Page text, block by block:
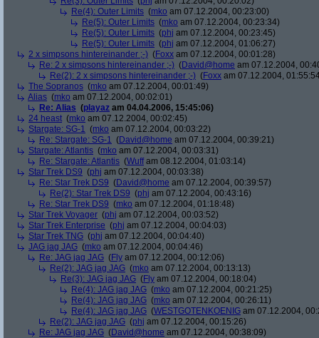
Re(4): Outer Limits (mko am 07.12.2004, 00:23:00)
Re(5): Outer Limits (mko am 07.12.2004, 00:23:34)
Re(5): Outer Limits (phj am 07.12.2004, 00:23:45)
Re(5): Outer Limits (phj am 07.12.2004, 01:06:27)
2 x simpsons hintereinander ;-) (Foxx am 07.12.2004, 00:01:28)
Re: 2 x simpsons hintereinander ;-) (David@home am 07.12.2004,
Re(2): 2 x simpsons hintereinander ;-) (Foxx am 07.12.2004,
The Sopranos (mko am 07.12.2004, 00:01:49)
Alias (mko am 07.12.2004, 00:02:01)
Re: Alias (playaz am 04.04.2006, 15:45:06)
24 heast (mko am 07.12.2004, 00:02:45)
Stargate: SG-1 (mko am 07.12.2004, 00:03:22)
Re: Stargate: SG-1 (David@home am 07.12.2004, 00:39:21)
Stargate: Atlantis (mko am 07.12.2004, 00:03:31)
Re: Stargate: Atlantis (Wuffam 08.12.2004, 01:03:14)
Star Trek DS9 (phj am 07.12.2004, 00:03:38)
Re: Star Trek DS9 (David@home am 07.12.2004, 00:39:57)
Re(2): Star Trek DS9 (phj am 07.12.2004, 00:43:16)
Re: Star Trek DS9 (mko am 07.12.2004, 01:18:48)
Star Trek Voyager (phj am 07.12.2004, 00:03:52)
Star Trek Enterprise (phj am 07.12.2004, 00:04:03)
Star Trek TNG (phj am 07.12.2004, 00:04:40)
JAG jag JAG (mko am 07.12.2004, 00:04:46)
Re: JAG jag JAG (Fly am 07.12.2004, 00:12:06)
Re(2): JAG jag JAG (mko am 07.12.2004, 00:13:13)
Re(3): JAG jag JAG (Fly am 07.12.2004, 00:18:04)
Re(4): JAG jag JAG (mko am 07.12.2004, 00:21:25)
Re(4): JAG jag JAG (mko am 07.12.2004, 00:26:11)
Re(4): JAG jag JAG (WESTGOTENKOENIG am 07.12.2004,
Re(2): JAG jag JAG (phj am 07.12.2004, 00:15:26)
Re: JAG jag JAG (David@home am 07.12.2004, 00:38:09)